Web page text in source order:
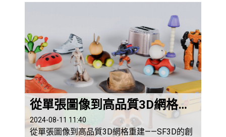
從單張圖像到高品質3D網格重建——SF3D的創新技術
2024-08-11 11:40
從單張圖像到高品質3D網格重建——SF3D的創